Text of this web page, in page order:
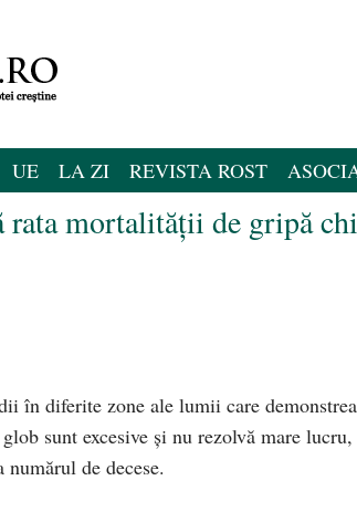
UE LA ZI REVISTA ROST
mortalității de gripă
în diferite zone ale lumii care
sunt excesive și nu rezolvă mare
de decese.